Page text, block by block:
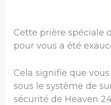
Cette prière spéciale
pour vous a été
Cela signifie que
sous le système de
sécurité de Heaven